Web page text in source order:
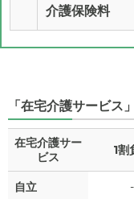
介護保険料
「在宅介護サービス
在宅介護サー
ビス
1割
自立 -